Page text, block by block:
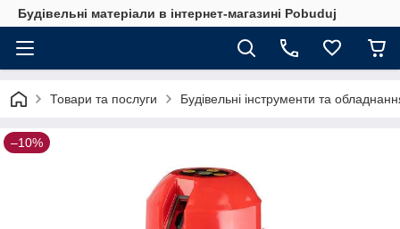
Будівельні матеріали в інтернет-магазині Pobuduj
Товари та послуги Будівельні інструменти та
–10%